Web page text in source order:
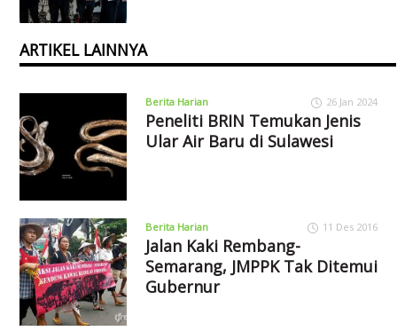
ARTIKEL LAINNYA
Berita Harian 26 Jan 2024
Peneliti BRIN Temukan Jenis
Ular Air Baru di Sulawesi
Berita Harian 11 Des 2016
Jalan Kaki Rembang-
Semarang, JMPPK Tak Ditemui
Gubernur